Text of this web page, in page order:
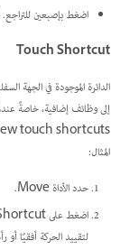
اضغط بإصبعين
Touch Shortcut
المثال:
حدد الأداة Move.
لتقييد الحركة أفقيًا أو